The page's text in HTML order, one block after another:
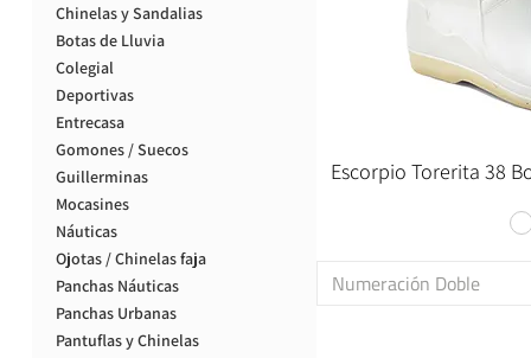
Chinelas y Sandalias
Botas de Lluvia
Colegial
Deportivas
Entrecasa
Gomones / Suecos
Guillerminas
Mocasines
Náuticas
Ojotas / Chinelas faja
Panchas Náuticas
Panchas Urbanas
Pantuflas y Chinelas
Escorpio Torerita 38
Numeración Doble